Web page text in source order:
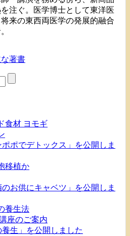
注ぐ。医学博士として東洋医
来の東西両医学の発展的融合
著書
食材 ヨモギ
ポポでデトックス」を公開しま
移植か
のお供にキャベツ」を公開しま
養生法
座のご案内
養生」を公開しました